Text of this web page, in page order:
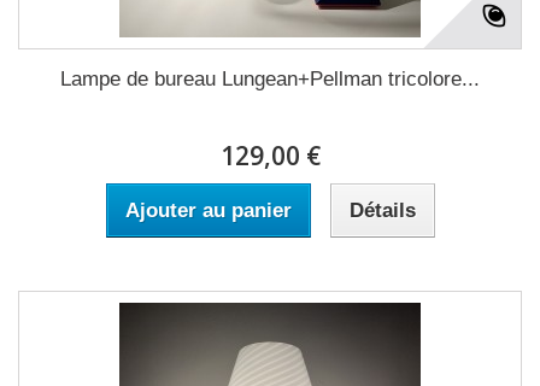
Lampe de bureau Lungean+Pellman tricolore...
129,00 €
Ajouter au panier Détails